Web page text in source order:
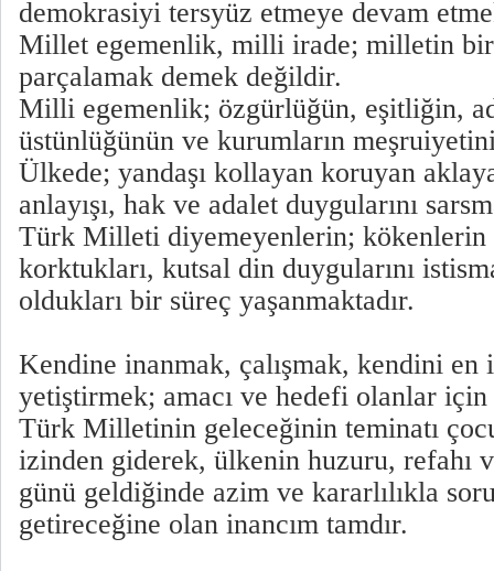
demokrasiyi tersyüz etmeye devam
Millet egemenlik, milli irade; milletin
parçalamak demek değildir.
Milli egemenlik; özgürlüğün, eşitliğin,
üstünlüğünün ve kurumların
Ülkede; yandaşı kollayan koruyan
anlayışı, hak ve adalet duygularını
Türk Milleti diyemeyenlerin; kökenlerin
korktukları, kutsal din duygularını
oldukları bir süreç yaşanmaktadır.
Kendine inanmak, çalışmak, kendini en
yetiştirmek; amacı ve hedefi olanlar
Türk Milletinin geleceğinin teminatı
izinden giderek, ülkenin huzuru, refahı
günü geldiğinde azim ve kararlılıkla
getireceğine olan inancım tamdır.